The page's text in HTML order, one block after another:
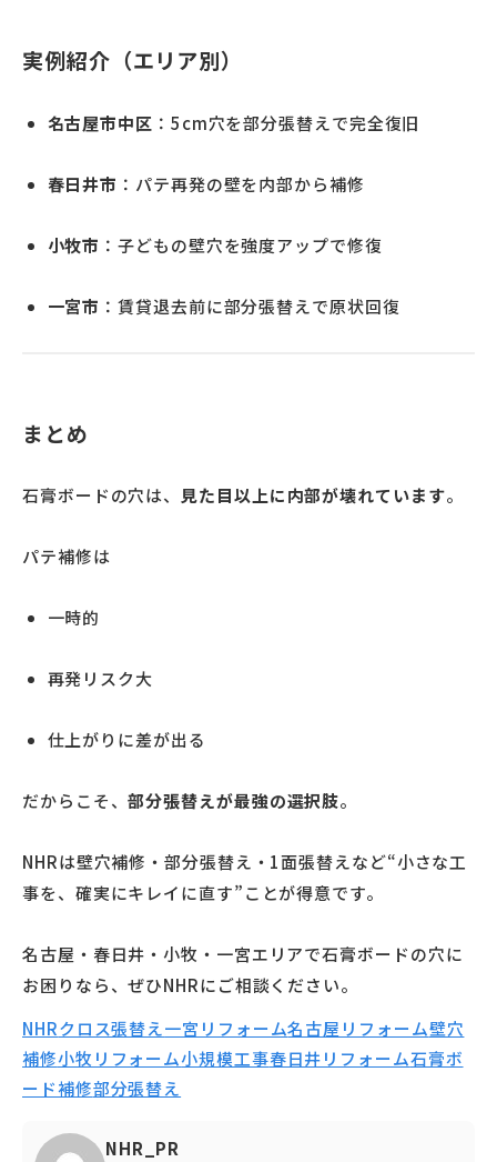
実例紹介（エリア別）
名古屋市中区 ：5cm穴を部分張替えで完全復旧
春日井市 ：パテ再発の壁を内部から補修
小牧市 ：子どもの壁穴を強度アップで修復
一宮市 ：賃貸退去前に部分張替えで原状回復
まとめ
石膏ボードの穴は、見た目以上に内部が壊れています。
パテ補修は
一時的
再発リスク大
仕上がりに差が出る
だからこそ、部分張替えが最強の選択肢。
NHRは壁穴補修・部分張替え・1面張替えなど“小さな工
事を、確実にキレイに直す”ことが得意です。
名古屋・春日井・小牧・一宮エリアで石膏ボードの穴に
お困りなら、ぜひNHRにご相談ください。
NHRクロス張替え一宮リフォーム名古屋リフォーム壁穴
補修小牧リフォーム小規模工事春日井リフォーム石膏ボ
ード補修部分張替え
NHR_PR